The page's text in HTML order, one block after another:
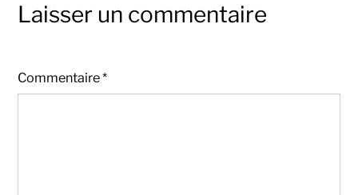
Laisser un commentaire
Commentaire*